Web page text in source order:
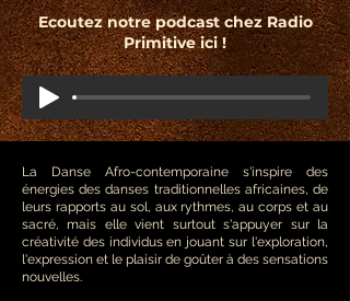
Ecoutez notre podcast chez Radio
Primitive ici !
La Danse Afro-contemporaine s'inspire des
énergies des danses traditionnelles africaines, de
leurs rapports au sol, aux rythmes, au corps et au
sacré, mais elle vient surtout s'appuyer sur la
créativité des individus en jouant sur l'exploration,
l'expression et le plaisir de goûter à des sensations
nouvelles.